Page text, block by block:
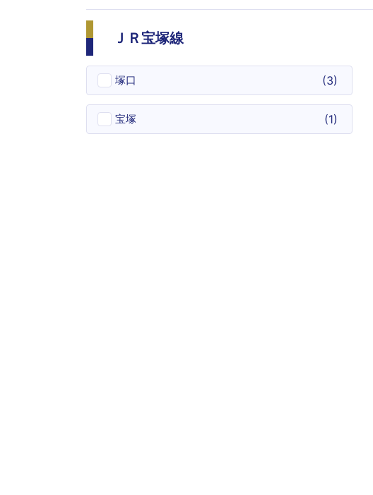
ＪＲ宝塚線
塚口 (3)
宝塚 (1)